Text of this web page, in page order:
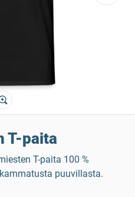
T-paita
T-paita 100 %
puuvillasta.